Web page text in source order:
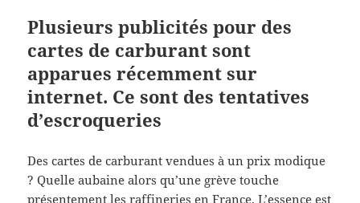
Plusieurs publicités pour des
cartes de carburant sont
apparues récemment sur
internet. Ce sont des tentatives
d’escroqueries
Des cartes de carburant vendues à un prix modique
? Quelle aubaine alors qu’une grève touche
présentement les raffineries en France. L’essence est